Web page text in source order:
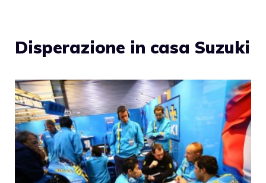
Disperazione in casa Suzuki